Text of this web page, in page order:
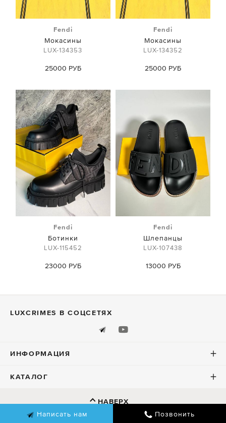
Fendi
Мокасины
LUX-134353
25000 РУБ
Fendi
Мокасины
LUX-134352
25000 РУБ
Fendi
Ботинки
LUX-115452
23000 РУБ
Fendi
Шлепанцы
LUX-107438
13000 РУБ
LUXСRIMES В СОЦСЕТЯХ
ИНФОРМАЦИЯ
КАТАЛОГ
Написать нам Позвонить
НАВЕРХ